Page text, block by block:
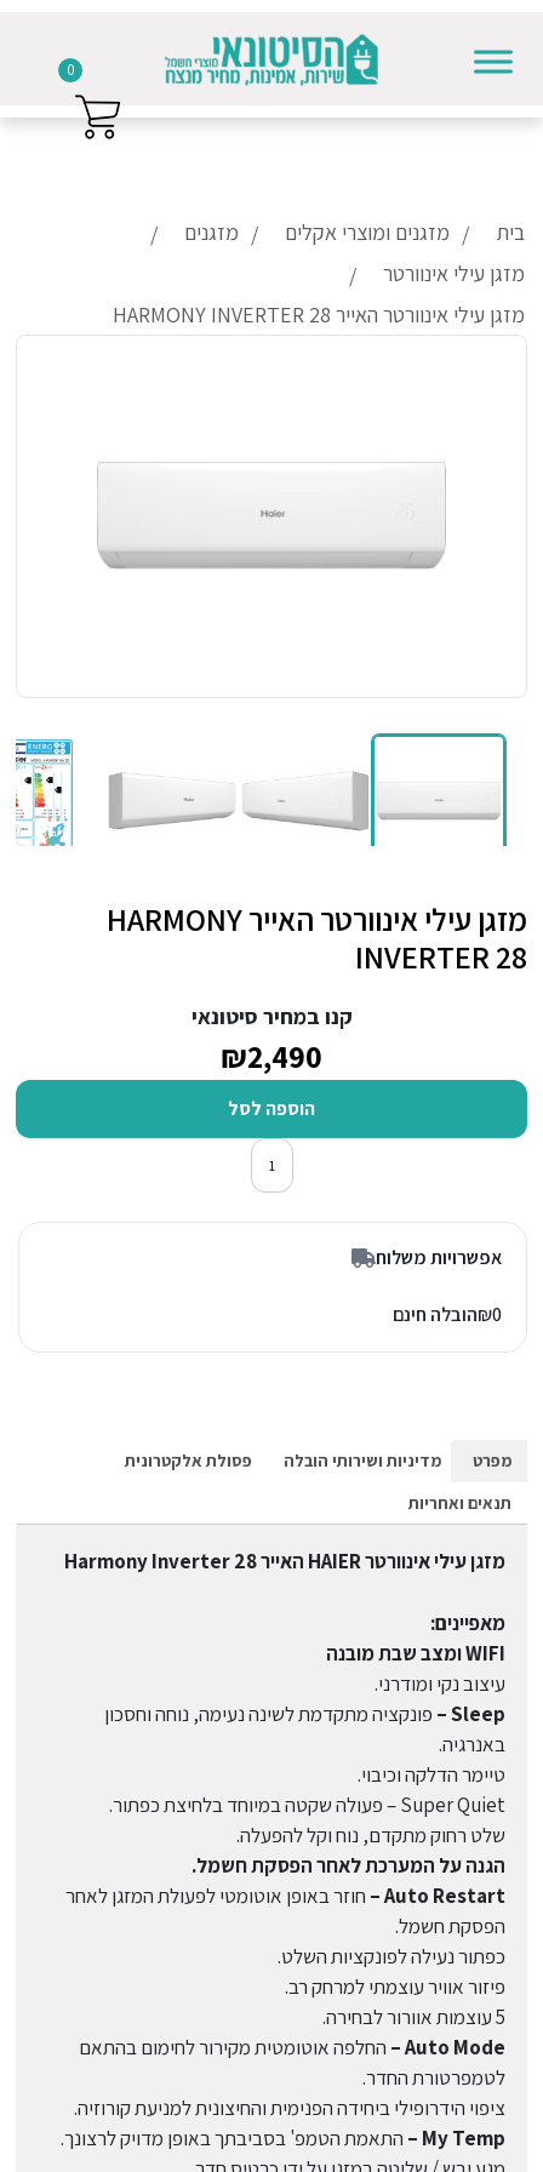
בית מזגנים ומוצרי אקלים
מזגנים
מזגן עילי אינוורטר
מזגן עילי אינוורטר האייר HARMONY INVERTER 28
מזגן עילי אינוורטר האייר HARMONY
INVERTER 28
קנו במחיר סיטונאי
₪2,490
הוספה לסל
כמות של מזגן עילי אינוורטר האייר Harmony Inverter 28
אפשרויות משלוח
₪0 הובלה חינם
מפרט מדיניות ושירותי הובלה
פסולת אלקטרונית
תנאים ואחריות
מזגן עילי אינוורטר HAIER האייר Harmony Inverter 28
מאפיינים:
WIFI ומצב שבת מובנה
עיצוב נקי ומודרני.
Sleep –
פונקציה מתקדמת לשינה נעימה, נוחה וחסכון
באנרגיה.
טיימר הדלקה וכיבוי.
Super Quiet – פעולה שקטה במיוחד בלחיצת כפתור.
שלט רחוק מתקדם, נוח וקל להפעלה.
הגנה על המערכת לאחר הפסקת חשמל.
Auto Restart –
חוזר באופן אוטומטי לפעולת המזגן לאחר
הפסקת חשמל.
כפתור נעילה לפונקציות השלט.
פיזור אוויר עוצמתי למרחק רב.
5 עוצמות אוורור לבחירה.
Auto Mode –
החלפה אוטומטית מקירור לחימום בהתאם
לטמפרטורת החדר.
ציפוי הידרופילי ביחידה הפנימית והחיצונית למניעת קורוזיה.
My Temp –
התאמת הטמפ' בסביבתך באופן מדויק לרצונך.
0